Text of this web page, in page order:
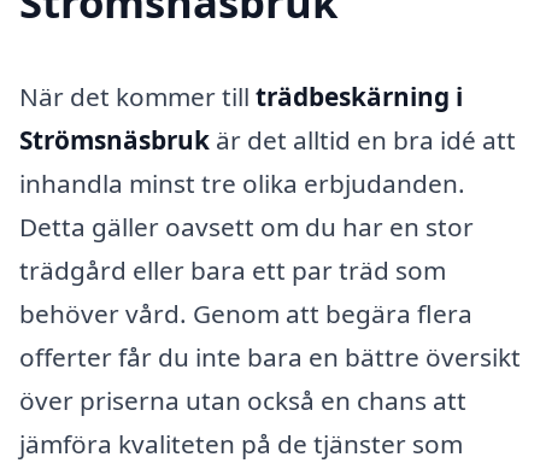
När det kommer till trädbeskärning i
Strömsnäsbruk är det alltid en bra idé att
inhandla minst tre olika erbjudanden.
Detta gäller oavsett om du har en stor
trädgård eller bara ett par träd som
behöver vård. Genom att begära flera
offerter får du inte bara en bättre översikt
över priserna utan också en chans att
jämföra kvaliteten på de tjänster som